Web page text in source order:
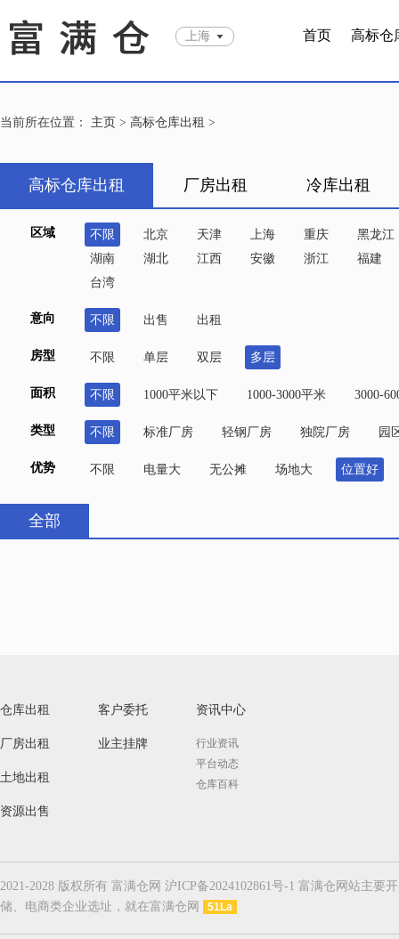
上海 首页 高标仓
当前所在位置： 主页 > 高标仓库出租 >
高标仓库出租 厂房出租 冷库出租
区域 不限 北京 天津 上海 重庆
黑龙江
湖南
湖北 江西 安徽 浙江
福建
台湾
意向 不限 出售 出租
房型 不限 单层 双层 多层
面积 不限 1000平米以下 1000-3000平米 3000-
类型 不限 标准厂房 轻钢厂房 独院厂房 园
优势 不限 电量大 无公摊 场地大 位置好
全部
仓库出租
厂房出租
土地出租
资源出售
客户委托
业主挂牌
资讯中心
行业资讯
平台动态
仓库百科
2021-2028 版权所有 富满仓网 沪ICP备2024102861号-1 富满仓网站主
储、电商类企业选址，就在富满仓网
51La